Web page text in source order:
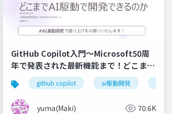
microsoft ignite github universe
GitHub Copilot入門～Microsoft50周
年で発表された最新機能まで！どこまで
AI駆動で開発できるのか
github copilot ai駆動開発
yuma(Maki) 70.6K